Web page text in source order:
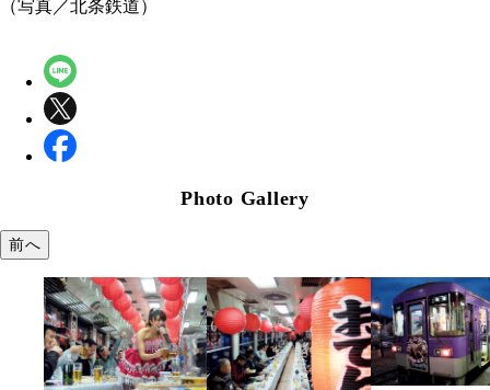
（写真／北条鉄道）
Photo Gallery
前へ